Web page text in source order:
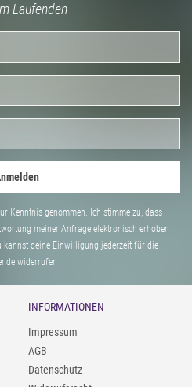
unserem Online Shop lassen sich
Oberteilen, Röcken, Shorts und
Laufenden
Kenntnis genommen. Ich stimme zu, dass
meiner Anfrage elektronisch erhoben
kannst deine Einwilligung jederzeit für die
widerrufen
INFORMATIONEN
Impressum
AGB
Datenschutz